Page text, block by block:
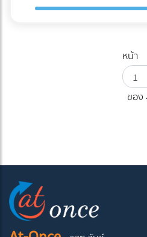
ในกระบวนการขอวีซ่า ซึ่งมักเป็นขั้
ประสิทธิภาพและสะดวกสบายมากขึ้
Application เป็นนวัตกรรมล่าสุดที่
มาประยุกต์ใช้ในการยื่นขอวีซ่า ระ
และความซับซ้อนของกระบวนการเ
สมัครอย่างชาญฉลาด นอกจากนี้ เ
ท้าทายที่อาจเกิดขึ้นจากการใช้ AI ใ
มองในอนาคตของการเดินทางระหว่
คุณจะเป็นนักเดินทางที่ต้องการทำคว
หรือผู้ที่สนใจในนวัตกรรมด้านการบ
หน้า
ของ